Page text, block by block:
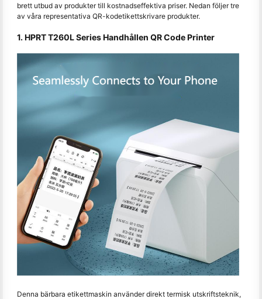
brett utbud av produkter till kostnadseffektiva priser. Nedan följer tre
av våra representativa QR-kodetikettskrivare produkter.
1. HPRT T260L Series Handhållen QR Code Printer
Denna bärbara etikettmaskin använder direkt termisk utskriftsteknik,